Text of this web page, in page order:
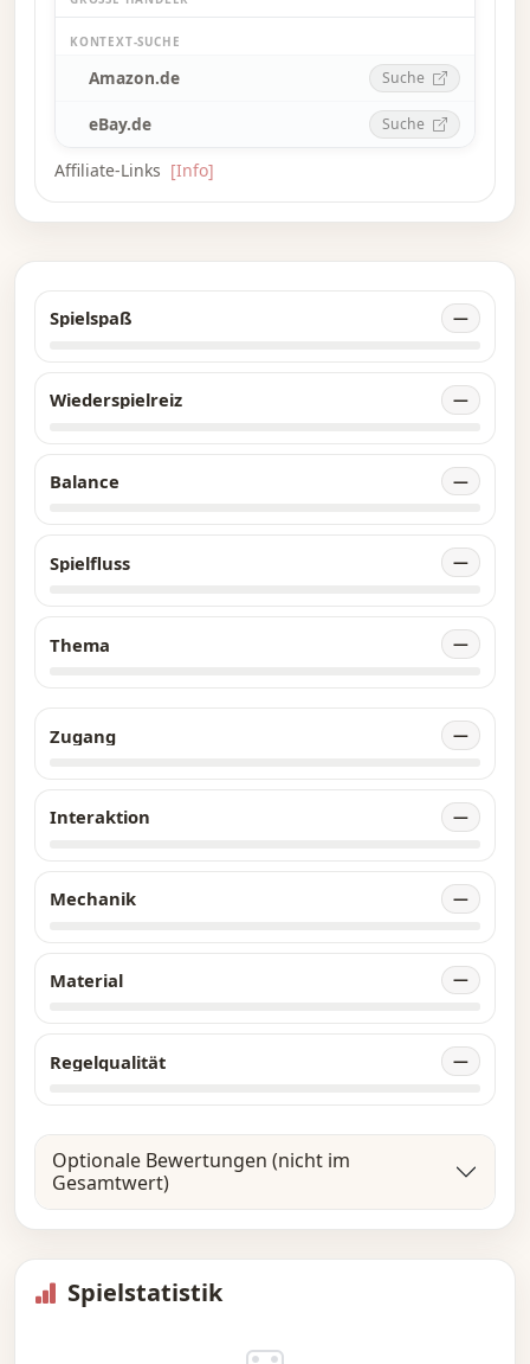
KONTEXT-SUCHE
Amazon.de Suche
eBay.de Suche
Affiliate-Links [Info]
Spielspaß —
Wiederspielreiz —
Balance —
Spielfluss —
Thema —
Zugang —
Interaktion —
Mechanik —
Material —
Regelqualität —
Optionale Bewertungen (nicht im
Gesamtwert)
Spielstatistik